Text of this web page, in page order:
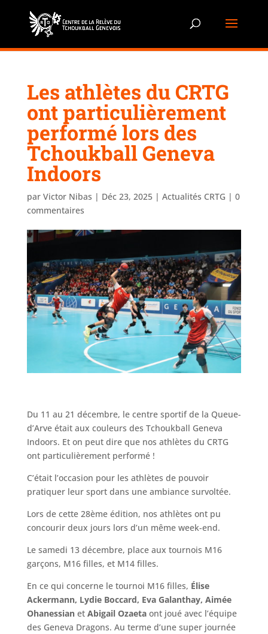
Les athlètes du CRTG
ont particulièrement
performé lors des
Tchoukball Geneva
Indoors
par Victor Nibas | Déc 23, 2025| Actualités CRTG | 0
commentaires
Du 11 au 21 décembre, le centre sportif de la Queue-
d’Arve était aux couleurs des Tchoukball Geneva
Indoors. Et on peut dire que nos athlètes du CRTG
ont particulièrement performé !
C’était l’occasion pour les athlètes de pouvoir
pratiquer leur sport dans une ambiance survoltée.
Lors de cette 28ème édition, nos athlètes ont pu
concourir deux jours lors d’un même week-end.
Le samedi 13 décembre, place aux tournois M16
garçons, M16 filles, et M14 filles.
En ce qui concerne le tournoi M16 filles, Élise
Ackermann, Lydie Boccard, Eva Galanthay, Aimée
Ohanessian et Abigail Ozaetaont joué avec l’équipe
des Geneva Dragons. Au terme d’une super journée